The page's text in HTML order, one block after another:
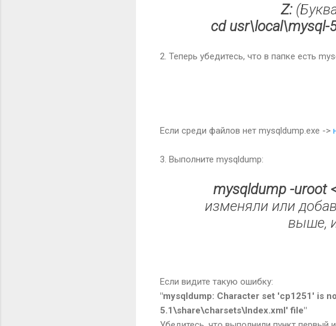
Z:
cd usr\local\mysql-
2. Теперь убедитесь, что в папке есть
Если среди файлов нет mysqldump.exe ->
3. Выполните mysqldump:
mysqldump -uroot
изменяли или
выше,
Если видите такую ошибку:
"mysqldump: Character set 'cp1251' is
5.1\share\charsets\Index.xml' file"